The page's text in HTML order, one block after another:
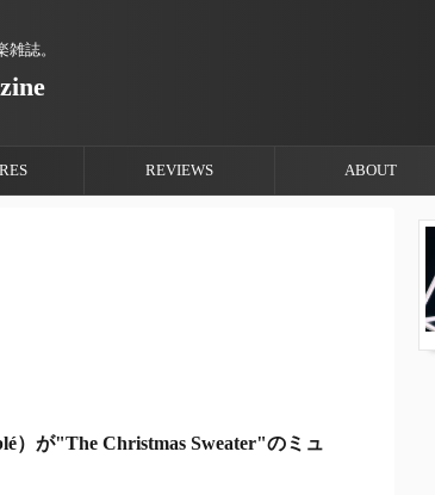
誌。
REVIEWS ABOUT
）が"The Christmas Sweater"のミュ